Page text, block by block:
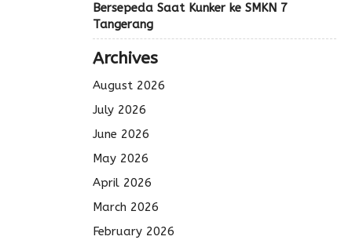
Bersepeda Saat Kunker ke SMKN 7
Tangerang
Archives
August 2026
July 2026
June 2026
May 2026
April 2026
March 2026
February 2026